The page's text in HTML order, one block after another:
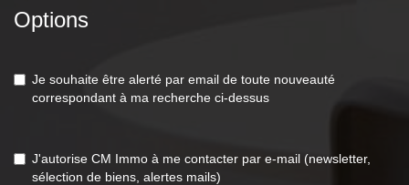
Options
Je souhaite être alerté par email de toute nouveauté
correspondant à ma recherche ci-dessus
J'autorise CM Immo à me contacter par e-mail (newsletter,
sélection de biens, alertes mails)